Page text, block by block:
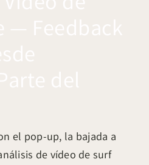
el pop-up, la bajada a
de vídeo de surf